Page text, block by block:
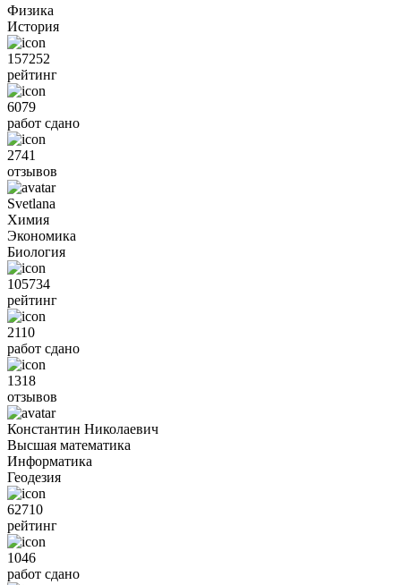
Физика
История
157252
рейтинг
6079
работ сдано
2741
отзывов
Svetlana
Химия
Экономика
Биология
105734
рейтинг
2110
работ сдано
1318
отзывов
Константин Николаевич
Высшая математика
Информатика
Геодезия
62710
рейтинг
1046
работ сдано